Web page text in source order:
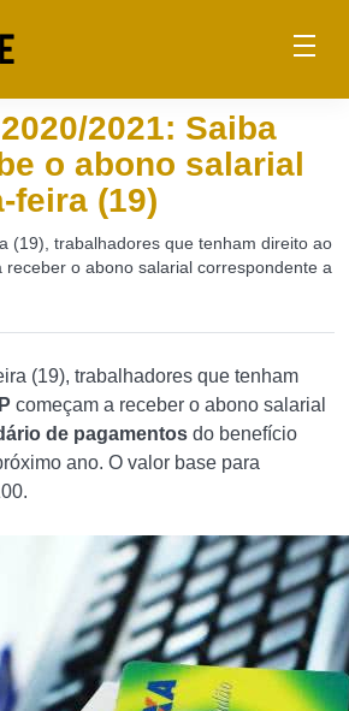
2021: Saiba
o abono salarial
feira (19)
(19), trabalhadores que tenham direito ao
receber o abono salarial correspondente a
(19), trabalhadores que tenham
começam a receber o abono salarial
de pagamentos do benefício
ano. O valor base para